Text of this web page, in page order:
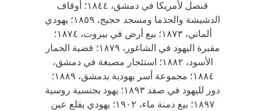
قنصل لأمريكا في دمشق، ١٨٤٤؛ أوقاف
الدشيشة والجذما ومسجد حجيج، ١٨٥٩؛ يهودي
ألماني، ١٨٧٣؛ بيع أرض في بيروت، ١٨٧٤؛
مقبرة اليهود في الشاغور، ١٨٧٩؛ قضية الحمار
الأسود، ١٨٨٢؛ استئجار مصبغة في دمشق،
١٨٨٤؛ مجموعة أسر يهودية بدمشق، ١٨٨٩؛
دور لليهود في صفد ١٨٩٣؛ يهود بجنسية روسية
١٨٩٧؛ بيع دمنة ماء، ١٩٠٢؛ يهودي يقلع عين